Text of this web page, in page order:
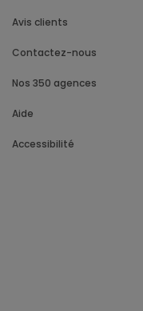
Avis clients
Contactez-nous
Nos 350 agences
Aide
Accessibilité